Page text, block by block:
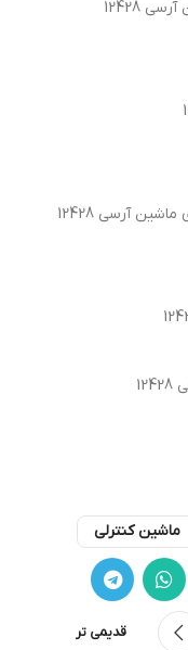
ماشین کنترلی
قدیمی تر